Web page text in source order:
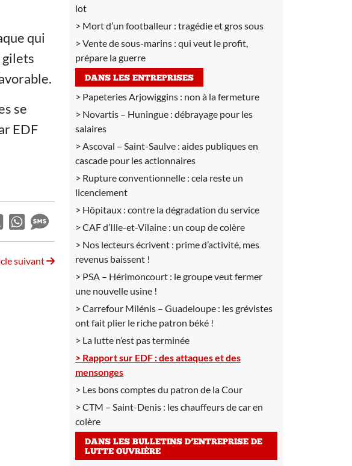
qui
gilets
se
EDF
suivant
lot
Mort d’un footballeur : tragédie et gros sous
Vente de sous-marins : qui veut le profit,
prépare la guerre
DANS LES ENTREPRISES
Papeteries Arjowiggins : non à la fermeture
Novartis – Huningue : débrayage pour les
salaires
Ascoval – Saint-Saulve : aides publiques en
cascade pour les actionnaires
Rupture conventionnelle : cela reste un
licenciement
Hôpitaux : contre la dégradation du service
CAF d’Ille-et-Vilaine : un coup de colère
Nos lecteurs écrivent : prime d’activité, mes
revenus baissent !
PSA – Hérimoncourt : le groupe veut fermer
une nouvelle usine !
Carrefour Milénis – Guadeloupe : les grévistes
ont fait plier le riche patron béké !
La lutte n’est pas terminée
Rapport sur EDF :des attaques et des
mensonges
Les bons comptes du patron de la Cour
CTM – Saint-Denis : les chauffeurs de car en
colère
DANS LES BULLETINS D’ENTREPRISE DE
LUTTE OUVRIÈRE